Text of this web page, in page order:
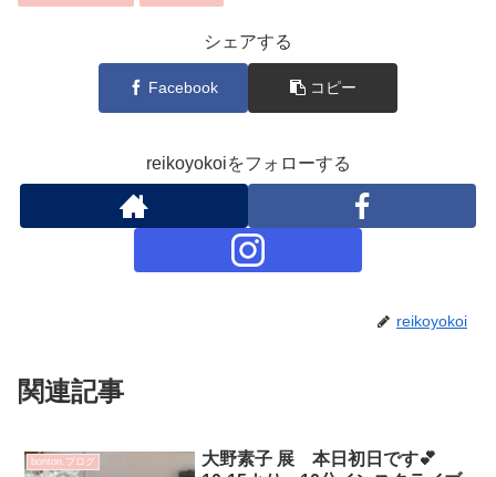
シェアする
Facebook コピー
reikoyokoiをフォローする
reikoyokoi
関連記事
bonton.ブログ
大野素子 展 本日初日です💕